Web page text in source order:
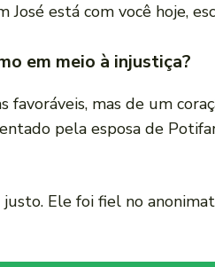
José está com você hoje,
em meio à injustiça?
mas de um
pela esposa de
Ele foi fiel no